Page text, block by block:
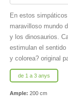
En estos
maravilloso mundo
y los dinosaurios.
estimulan el
y colorea? original
de 1 a 3 anys
Ample: 200 cm